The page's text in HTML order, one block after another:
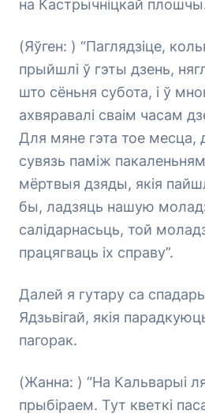
на Кастрычніцкай
(Яўген: ) “Паглядзіце,
прыйшлі ў гэты дзень,
што сёньня субота, і ў
ахвяравалі сваім часам
Для мяне гэта тое месца,
сувязь паміж
мёртвыя дзяды, якія
бы, ладзяць нашую
салідарнасьць, той
працягваць іх справу”.
Далей я гутару са
Ядзьвігай, якія
пагорак.
(Жанна: ) “На Кальварыі
прыбіраем. Тут кветкі